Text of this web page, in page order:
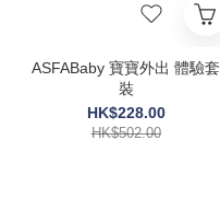
ASFABaby 寶寶外出 體驗套
裝
HK$228.00
HK$502.00